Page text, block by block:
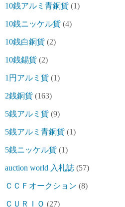
10銭アルミ青銅貨 (1)
10銭ニッケル貨 (4)
10銭白銅貨 (2)
10銭錫貨 (2)
1円アルミ貨 (1)
2銭銅貨 (163)
5銭アルミ貨 (9)
5銭アルミ青銅貨 (1)
5銭ニッケル貨 (1)
auction world 入札誌 (57)
ＣＣＦオークション (8)
ＣＵＲＩＯ (27)